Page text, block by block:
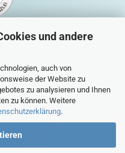
und andere
auch von
der Website zu
zu analysieren und Ihnen
zu können. Weitere
.